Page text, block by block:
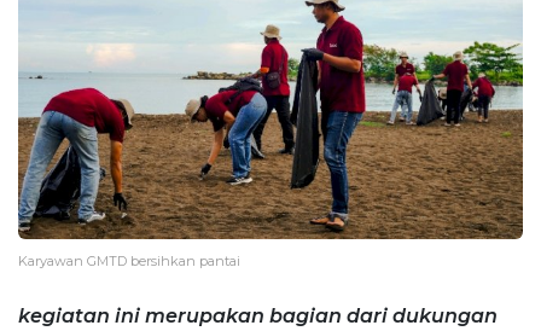
Karyawan GMTD bersihkan pantai
kegiatan ini merupakan bagian dari dukungan